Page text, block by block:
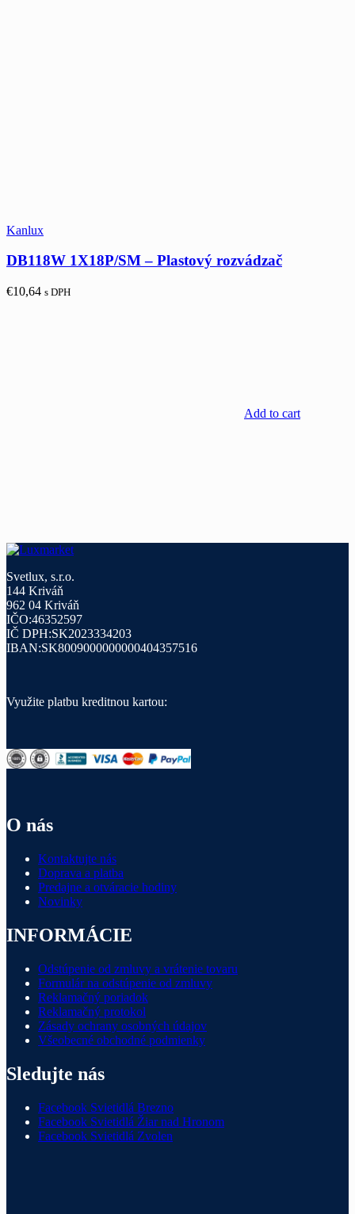
Kanlux
DB118W 1X18P/SM – Plastový rozvádzač
€10,64 s DPH
Add to cart
Svetlux, s.r.o.
144 Kriváň
962 04 Kriváň
IČO:46352597
IČ DPH:SK2023334203
IBAN:SK8009000000000404357516
Využite platbu kreditnou kartou:
O nás
Kontaktujte nás
Doprava a platba
Predajne a otváracie hodiny
Novinky
INFORMÁCIE
Odstúpenie od zmluvy a vrátenie tovaru
Formulár na odstúpenie od zmluvy
Reklamačný poriadok
Reklamačný protokol
Zásady ochrany osobných údajov
Všeobecné obchodné podmienky
Sledujte nás
Facebook Svietidlá Brezno
Facebook Svietidlá Žiar nad Hronom
Facebook Svietidlá Zvolen